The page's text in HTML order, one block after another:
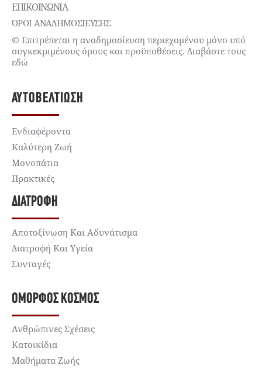
ΕΠΙΚΟΙΝΩΝΊΑ
ΌΡΟΙ ΑΝΑΔΗΜΟΣΙΕΥΣΗΣ
© Επιτρέπεται η αναδημοσίευση περιεχομένου μόνο υπό
συγκεκριμένους όρους και προϋποθέσεις. Διαβάστε τους
εδώ
ΑΥΤΟΒΕΛΤΊΩΣΗ
Ενδιαφέροντα
Καλύτερη Ζωή
Μονοπάτια
Πρακτικές
ΔΙΑΤΡΟΦΉ
Αποτοξίνωση Και Αδυνάτισμα
Διατροφή Και Υγεία
Συνταγές
ΌΜΟΡΦΟΣ ΚΌΣΜΟΣ
Ανθρώπινες Σχέσεις
Κατοικίδια
Μαθήματα Ζωής